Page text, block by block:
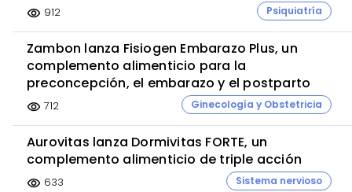
visibility 912 Psiquiatría
Zambon lanza Fisiogen Embarazo Plus, un
complemento alimenticio para la
preconcepción, el embarazo y el postparto
visibility 712 Ginecología y Obstetricia
Aurovitas lanza Dormivitas FORTE, un
complemento alimenticio de triple acción
visibility 633 Sistema nervioso